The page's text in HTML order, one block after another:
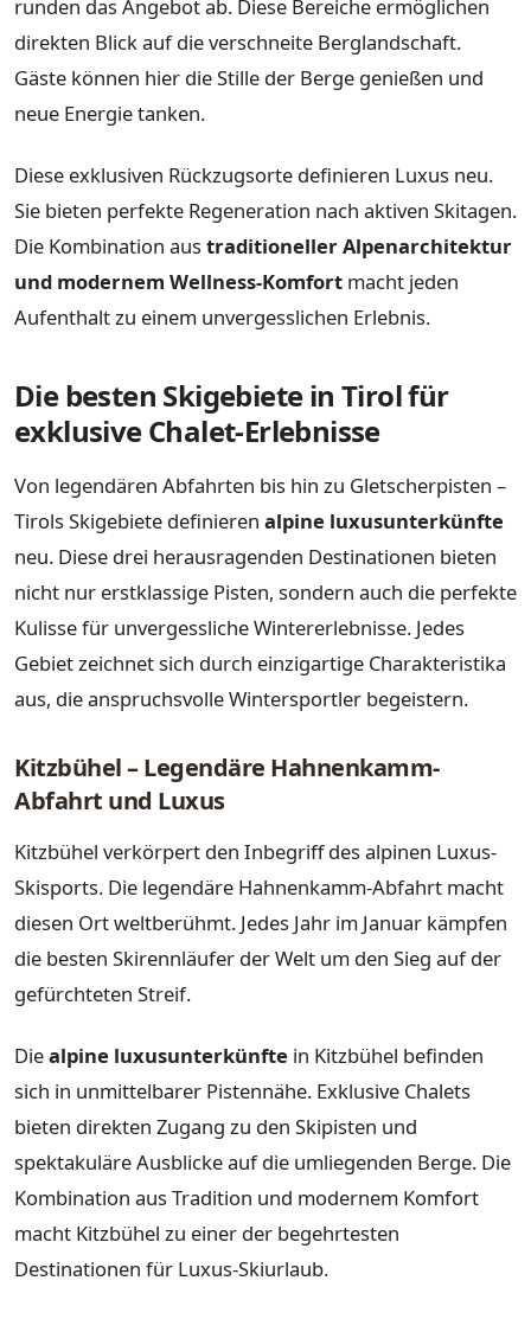
runden das Angebot ab. Diese Bereiche ermöglichen
direkten Blick auf die verschneite Berglandschaft.
Gäste können hier die Stille der Berge genießen und
neue Energie tanken.
Diese exklusiven Rückzugsorte definieren Luxus neu.
Sie bieten perfekte Regeneration nach aktiven Skitagen.
Die Kombination austraditioneller Alpenarchitektur
und modernem Wellness-Komfort macht jeden
Aufenthalt zu einem unvergesslichen Erlebnis.
Die besten Skigebiete in Tirol für
exklusive Chalet-Erlebnisse
Von legendären Abfahrten bis hin zu Gletscherpisten –
Tirols Skigebiete definieren alpine luxusunterkünfte
neu. Diese drei herausragenden Destinationen bieten
nicht nur erstklassige Pisten, sondern auch die perfekte
Kulisse für unvergessliche Wintererlebnisse. Jedes
Gebiet zeichnet sich durch einzigartige Charakteristika
aus, die anspruchsvolle Wintersportler begeistern.
Kitzbühel – Legendäre Hahnenkamm-
Abfahrt und Luxus
Kitzbühel verkörpert den Inbegriff des alpinen Luxus-
Skisports. Die legendäre Hahnenkamm-Abfahrt macht
diesen Ort weltberühmt. Jedes Jahr im Januar kämpfen
die besten Skirennläufer der Welt um den Sieg auf der
gefürchteten Streif.
Diealpine luxusunterkünfte in Kitzbühel befinden
sich in unmittelbarer Pistennähe. Exklusive Chalets
bieten direkten Zugang zu den Skipisten und
spektakuläre Ausblicke auf die umliegenden Berge. Die
Kombination aus Tradition und modernem Komfort
macht Kitzbühel zu einer der begehrtesten
Destinationen für Luxus-Skiurlaub.